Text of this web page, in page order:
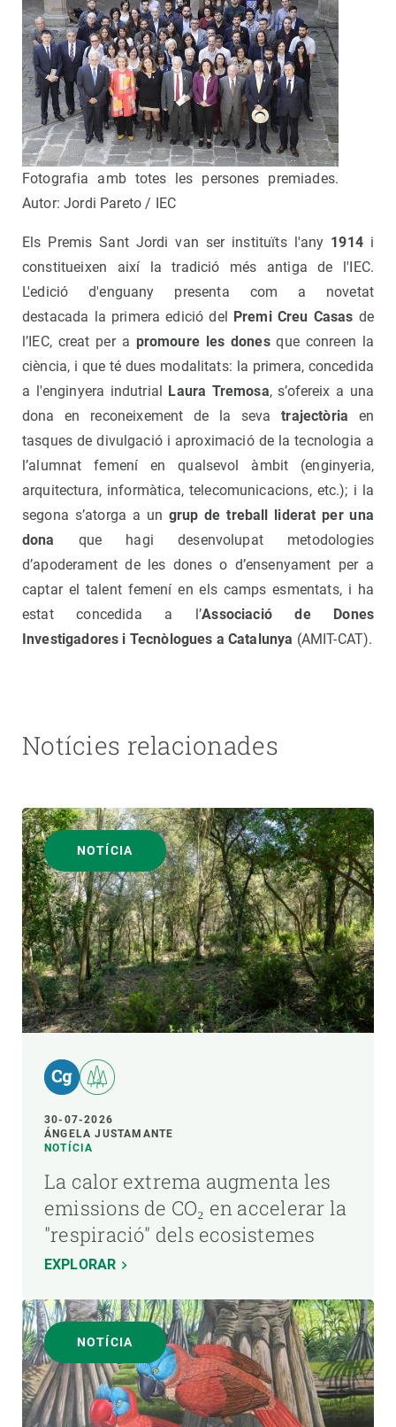
Fotografia amb totes les persones premiades.
Autor: Jordi Pareto / IEC
Els Premis Sant Jordi van ser instituïts l'any 1914i
constitueixen així la tradició més antiga de l'IEC.
L'edició d'enguany presenta com a novetat
destacada la primera edició del Premi Creu Casas de
l’IEC, creat per a promoure les donesque conreen la
ciència, i que té dues modalitats: la primera, concedida
a l'enginyera indutrial Laura Tremosa, s’ofereix a una
dona en reconeixement de la sevatrajectòria en
tasques de divulgació i aproximació de la tecnologia a
l’alumnat femení en qualsevol àmbit (enginyeria,
arquitectura, informàtica, telecomunicacions, etc.); i la
segona s’atorga a un grup de treball liderat per una
dona que hagi desenvolupat metodologies
d’apoderament de les dones o d’ensenyament per a
captar el talent femení en els camps esmentats, i ha
estat concedida a l’Associació de Dones
Investigadores i Tecnòlogues a Catalunya (AMIT-CAT).
Notícies relacionades
NOTÍCIA
30-07-2026
ÁNGELA JUSTAMANTE
NOTÍCIA
La calor extrema augmenta les
emissions de CO₂ en accelerar la
"respiració" dels ecosistemes
EXPLORAR
NOTÍCIA